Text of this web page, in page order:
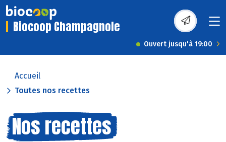
Biocoop Champagnole
Ouvert jusqu'à 19:00
Accueil
Toutes nos recettes
Nos recettes